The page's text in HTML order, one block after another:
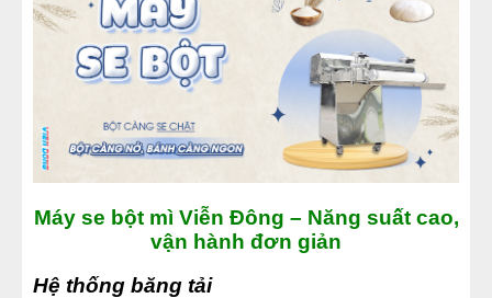
Máy se bột mì Viễn Đông – Năng suất cao,
vận hành đơn giản
Hệ thống băng tải